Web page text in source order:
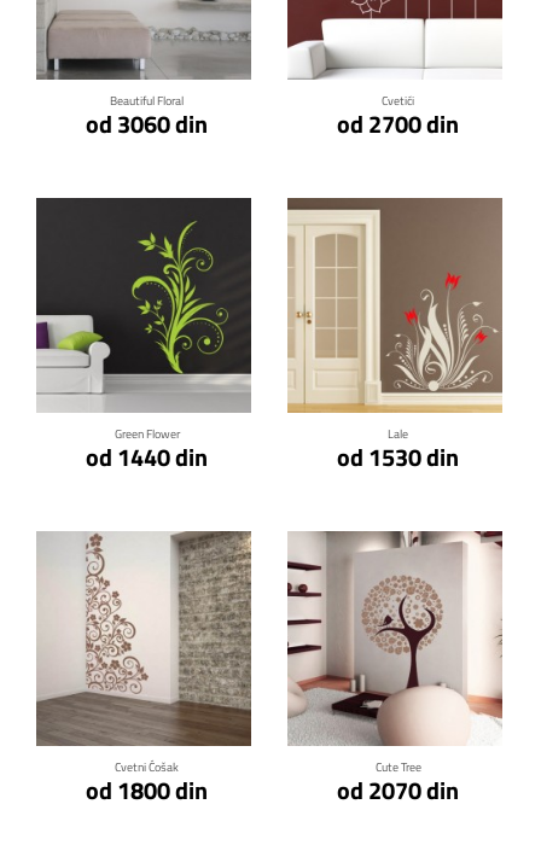
Beautiful Floral
od 3060 din
Klikni za detalje
Cvetići
od 2700 din
Klikni za detalje
Green Flower
od 1440 din
Klikni za detalje
Lale
od 1530 din
Klikni za detalje
Cvetni Ćošak
od 1800 din
Klikni za detalje
Cute Tree
od 2070 din
Klikni za detalje